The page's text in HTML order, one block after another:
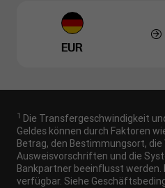
EUR
1 Die Transfergeschwindigkeit
Geldes können durch Faktoren
Betrag, den Bestimmungsort,
Ausweisvorschriften und die
Bankpartner beeinflusst
verfügbar. Siehe